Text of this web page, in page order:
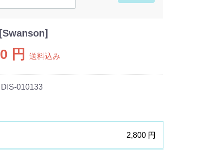
円
送料込み
010133
2,800 円